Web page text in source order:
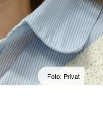
Foto: Privat